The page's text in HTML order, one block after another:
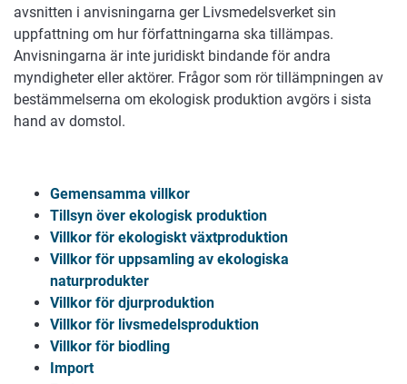
avsnitten i anvisningarna ger Livsmedelsverket sin
uppfattning om hur författningarna ska tillämpas.
Anvisningarna är inte juridiskt bindande för andra
myndigheter eller aktörer. Frågor som rör tillämpningen av
bestämmelserna om ekologisk produktion avgörs i sista
hand av domstol.
Gemensamma villkor
Tillsyn över ekologisk produktion
Villkor för ekologiskt växtproduktion
Villkor för uppsamling av ekologiska
naturprodukter
Villkor för djurproduktion
Villkor för livsmedelsproduktion
Villkor för biodling
Import